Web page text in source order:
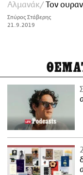
Αλμανάκ Τον
Σπύρος Στάβερης
21.9.2019